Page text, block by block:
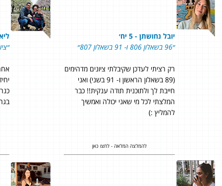
יובל נחושתן - 5 יח׳
״96 בשאלון 806 ו- 91 בשאלון 807״
רק רציתי לעדכן שקיבלתי ציונים מדהימים
(89 בשאלון הראשון ו- 91 בשני) ואני
חייבת לך ולתוכנית תודה ענקית!! כבר
המלצתי לכל מי שאני יכולה ואמשיך
להמליץ :)
להמלצה המלאה - לחצו כאן
״ציון